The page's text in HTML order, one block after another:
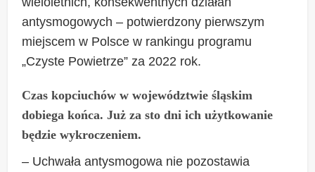
antysmogowych – potwierdzony pierwszym
miejscem w Polsce w rankingu programu
„Czyste Powietrze” za 2022 rok.
Czas kopciuchów w województwie śląskim
dobiega końca. Już za sto dni ich użytkowanie
będzie wykroczeniem.
– Uchwała antysmogowa nie pozostawia